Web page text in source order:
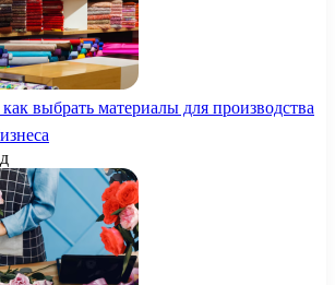
выбрать материалы для производства